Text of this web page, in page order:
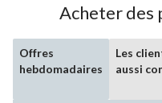
Acheter des
Offres
hebdomadaires
Les
aussi